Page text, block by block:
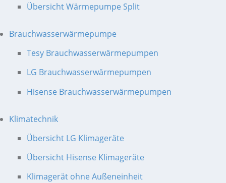
Übersicht Wärmepumpe Split
Brauchwasserwärmepumpe
Tesy Brauchwasserwärmepumpen
LG Brauchwasserwärmepumpen
Hisense Brauchwasserwärmepumpen
Klimatechnik
Übersicht LG Klimageräte
Übersicht Hisense Klimageräte
Klimagerät ohne Außeneinheit